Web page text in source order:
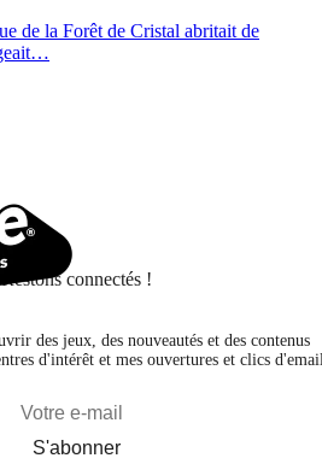
de la Forêt de Cristal abritait de
Restons connectés !
des jeux, des nouveautés et des contenus
d'intérêt et mes ouvertures et clics
S'abonner